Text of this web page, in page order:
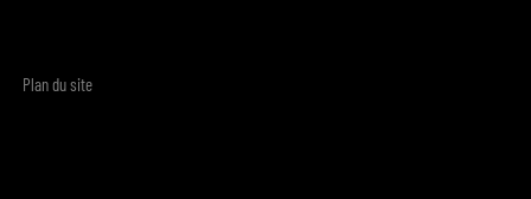
Plan du site